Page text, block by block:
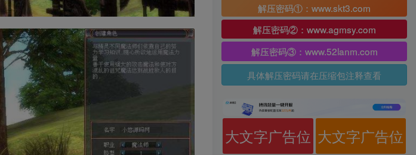
解压密码①：www.skt3.com
解压密码②：www.agmsy.com
解压密码③：www.52lanm.com
具体解压密码请在压缩包注释查看
大文字广告位 大文字广告位